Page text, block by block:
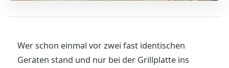
Wer schon einmal vor zwei fast identischen
Geräten stand und nur bei der Grillplatte ins